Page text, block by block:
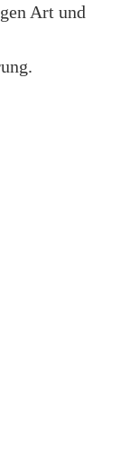
Art und